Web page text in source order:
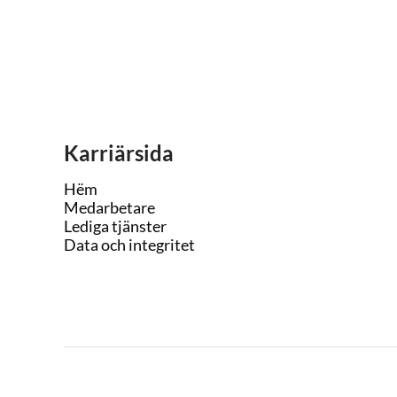
Karriärsida
Hëm
Medarbetare
Lediga tjänster
Data och integritet